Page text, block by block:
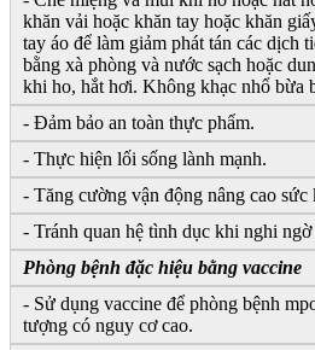
khăn vải hoặc khăn tay hoặc khăn
tay áo để làm giảm phát tán các dịch
bằng xà phòng và nước sạch hoặc
khi ho, hắt hơi. Không khạc nhổ bừa
- Đảm bảo an toàn thực phẩm.
- Thực hiện lối sống lành mạnh.
- Tăng cường vận động nâng cao sức
- Tránh quan hệ tình dục khi nghi ngờ
Phòng bệnh đặc hiệu bằng vaccine
- Sử dụng vaccine để phòng bệnh
tượng có nguy cơ cao.